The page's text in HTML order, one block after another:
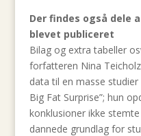
Der findes også dele
blevet publiceret
Bilag og extra tabeller
forfatteren Nina
data til en masse
Big Fat Surprise”; hun
konklusioner ikke
dannede grundlag for